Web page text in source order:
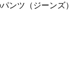
ンツ（ジーンズ）